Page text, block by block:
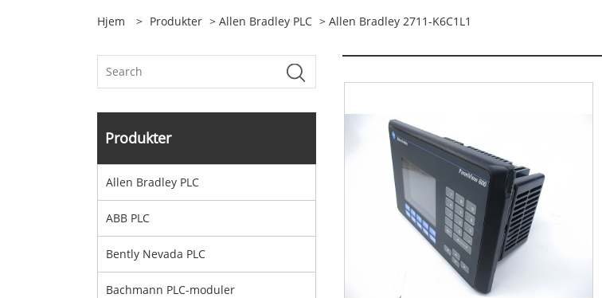
Hjem > Produkter > Allen Bradley PLC > Allen Bradley 2711-K6C1L1
Produkter
Allen Bradley PLC
ABB PLC
Bently Nevada PLC
Bachmann PLC-moduler